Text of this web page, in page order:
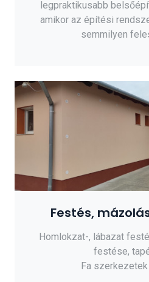
legpraktikusabb
amikor az építési
semmilyen
Festés,
Homlokzat-, lábazat
festése,
Fa